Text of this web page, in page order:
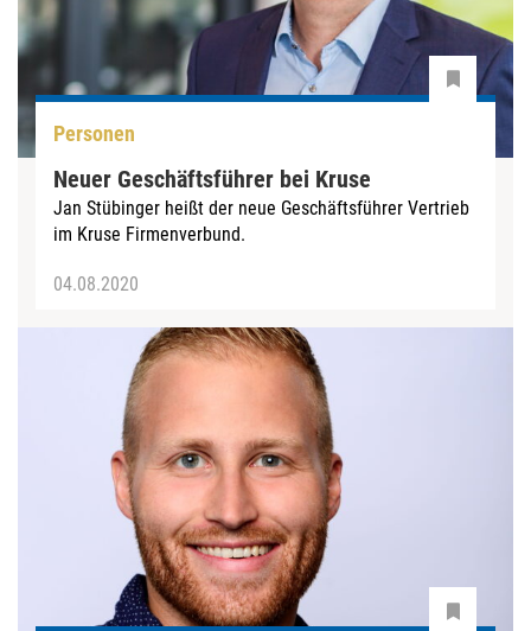
Personen
Neuer Geschäftsführer bei Kruse
Jan Stübinger heißt der neue Geschäftsführer Vertrieb
im Kruse Firmenverbund.
04.08.2020